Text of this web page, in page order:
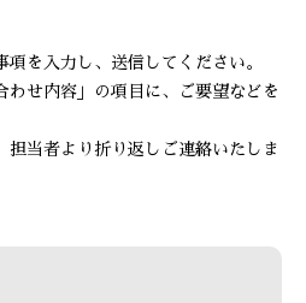
を入力し、送信してください。
わせ内容」の項目に、ご要望などを
担当者より折り返しご連絡いたしま